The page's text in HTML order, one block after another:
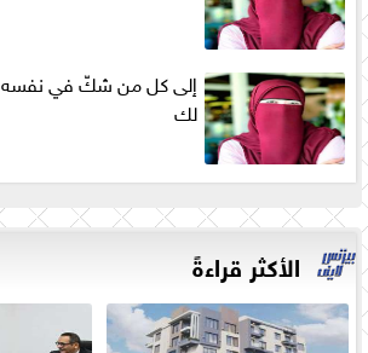
إلى كل من شكّ في نفسه
لك
الأكثر قراءةً